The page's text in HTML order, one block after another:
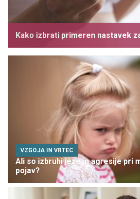
Kako izbrati primeren nastavek
VZGOJA IN VRTEC
Ali so izbruhi jeze in agresije pri
pojav?